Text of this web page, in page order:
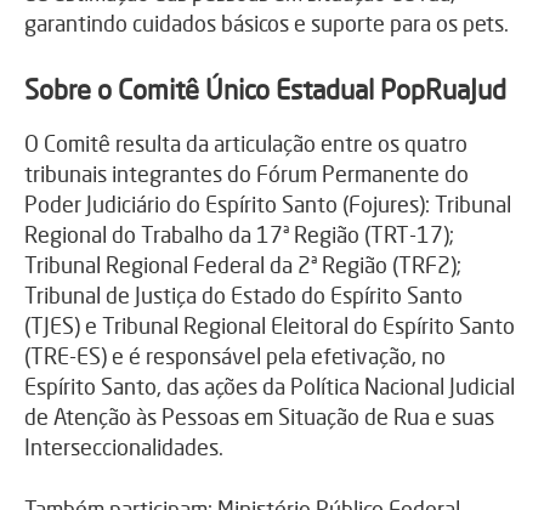
garantindo cuidados básicos e suporte para os pets.
Sobre o Comitê Único Estadual PopRuaJud
O Comitê resulta da articulação entre os quatro
tribunais integrantes do Fórum Permanente do
Poder Judiciário do Espírito Santo (Fojures): Tribunal
Regional do Trabalho da 17ª Região (TRT-17);
Tribunal Regional Federal da 2ª Região (TRF2);
Tribunal de Justiça do Estado do Espírito Santo
(TJES) e Tribunal Regional Eleitoral do Espírito Santo
(TRE-ES) e é responsável pela efetivação, no
Espírito Santo, das ações da Política Nacional Judicial
de Atenção às Pessoas em Situação de Rua e suas
Interseccionalidades.